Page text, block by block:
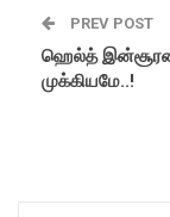
PREV POST
ஹெல்த்
முக்கியமே..!